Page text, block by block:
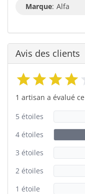
Marque: Alfa
Avis des clients
1 artisan a évalué
5 étoiles
4 étoiles
3 étoiles
2 étoiles
1 étoile